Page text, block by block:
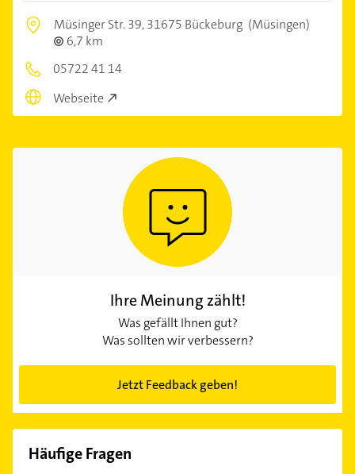
Müsinger Str. 39,31675 Bückeburg (Müsingen)
6,7 km
05722 41 14
Webseite
Ihre Meinung zählt!
Was gefällt Ihnen gut?
Was sollten wir verbessern?
Jetzt Feedback geben!
Häufige Fragen